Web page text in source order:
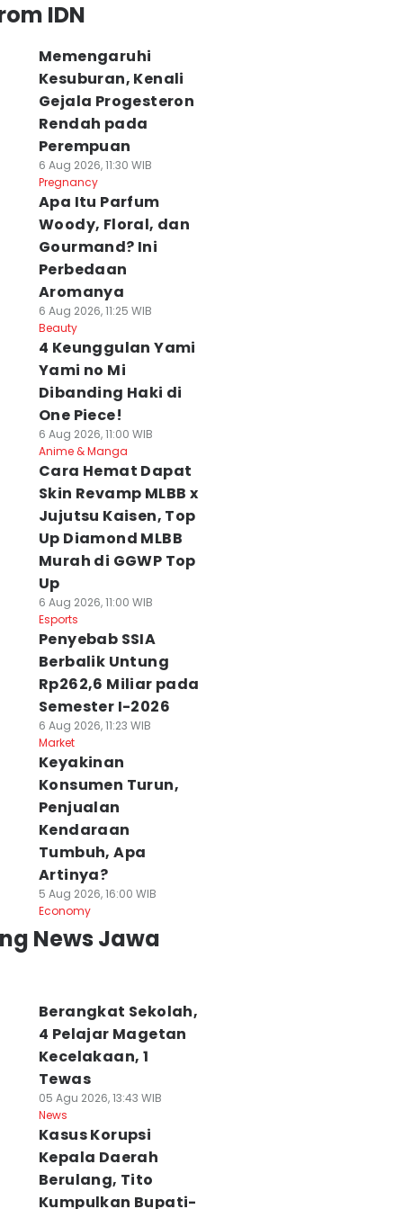
IDN
Memengaruhi
Kesuburan, Kenali
Gejala Progesteron
Rendah pada
Perempuan
6 Aug 2026, 11:30 WIB
Pregnancy
Apa Itu Parfum
Woody, Floral, dan
Gourmand? Ini
Perbedaan
Aromanya
6 Aug 2026, 11:25 WIB
Beauty
4 Keunggulan Yami
Yami no Mi
Dibanding Haki di
One Piece!
6 Aug 2026, 11:00 WIB
Anime & Manga
Cara Hemat Dapat
Skin Revamp MLBB x
Jujutsu Kaisen, Top
Up Diamond MLBB
Murah di GGWP Top
Up
6 Aug 2026, 11:00 WIB
Esports
Penyebab SSIA
Berbalik Untung
Rp262,6 Miliar pada
Semester I-2026
6 Aug 2026, 11:23 WIB
Market
Keyakinan
Konsumen Turun,
Penjualan
Kendaraan
Tumbuh, Apa
Artinya?
5 Aug 2026, 16:00 WIB
Economy
News Jawa
Berangkat Sekolah,
4 Pelajar Magetan
Kecelakaan, 1
Tewas
05 Agu 2026, 13:43 WIB
News
Kasus Korupsi
Kepala Daerah
Berulang, Tito
Kumpulkan Bupati-